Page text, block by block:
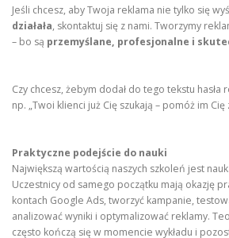
Jeśli chcesz, aby Twoja reklama nie tylko się
działała, skontaktuj się z nami. Tworzymy
– bo są przemyślane, profesjonalne i
Czy chcesz, żebym dodał do tego tekstu hasła
np. „Twoi klienci już Cię szukają – pomóż im Cię
Praktyczne podejście do nauki
Największą wartością naszych szkoleń jest
Uczestnicy od samego początku mają okazję
kontach Google Ads, tworzyć kampanie,
analizować wyniki i optymalizować reklamy.
często kończą się w momencie wykładu i